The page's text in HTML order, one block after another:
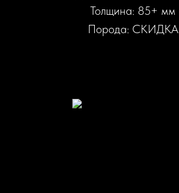
Толщина: 85+ мм
Порода: СКИДКА